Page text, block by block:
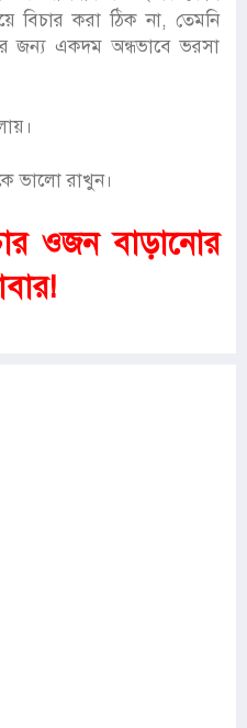
বিচার করা ঠিক না, তেমনি
জন্য একদম অন্ধভাবে ভরসা
ভালো রাখুন।
ওজন বাড়ানোর